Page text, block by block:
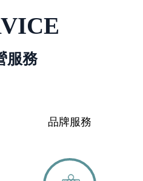
服務
品牌服務